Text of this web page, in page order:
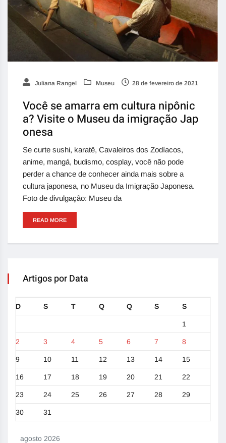
Juliana Rangel Museu 28 de fevereiro de 2021
Você se amarra em cultura nipônic
a? Visite o Museu da imigração Jap
onesa
Se curte sushi, karatê, Cavaleiros dos Zodíacos,
anime, mangá, budismo, cosplay, você não pode
perder a chance de conhecer ainda mais sobre a
cultura japonesa, no Museu da Imigração Japonesa.
Foto de divulgação: Museu da
READ MORE
Artigos por Data
agosto 2026
D S T Q Q S S
1
2 3 4 5 6 7 8
9 10 11 12 13 14 15
16 17 18 19 20 21 22
23 24 25 26 27 28 29
30 31